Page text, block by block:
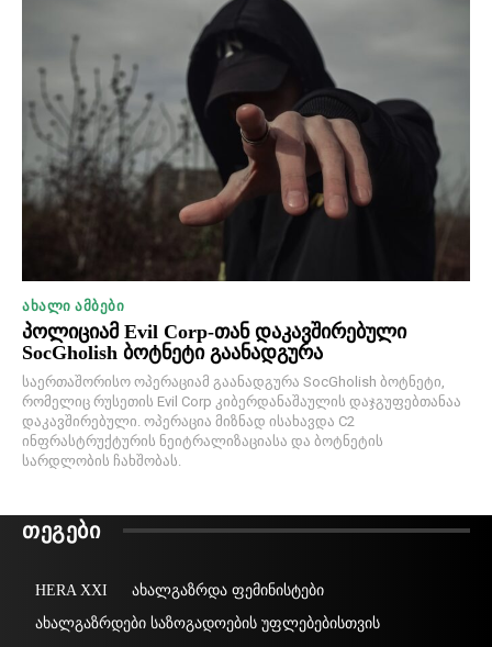
ᲐᲮᲐᲚᲘ ᲐᲛᲑᲔᲑᲘ
პოლიციამ Evil Corp-თან დაკავშირებული
SocGholish ბოტნეტი გაანადგურა
საერთაშორისო ოპერაციამ გაანადგურა SocGholish ბოტნეტი,
რომელიც რუსეთის Evil Corp კიბერდანაშაულის დაჯგუფებთანაა
დაკავშირებული. ოპერაცია მიზნად ისახავდა C2
ინფრასტრუქტურის ნეიტრალიზაციასა და ბოტნეტის
სარდლობის ჩახშობას.
ᲗᲔᲒᲔᲑᲘ
HERA XXI
ახალგაზრდა ფემინისტები
ახალგაზრდები საზოგადოების უფლებებისთვის